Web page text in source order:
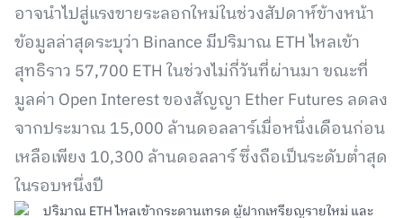
อาจนำไปสู่แรงขายระลอกใหม่ในช่วงสัปดาห์ข้างหน้า
ข้อมูลล่าสุดระบุว่า Binance มีปริมาณ ETH ไหลเข้า
สุทธิราว 57,700 ETH ในช่วงไม่กี่วันที่ผ่านมา ขณะที่
มูลค่า Open Interest ของสัญญา Ether Futures ลดลง
จากประมาณ 15,000 ล้านดอลลาร์เมื่อหนึ่งเดือนก่อน
เหลือเพียง 10,300 ล้านดอลลาร์ ซึ่งถือเป็นระดับต่ำสุด
ในรอบหนึ่งปี